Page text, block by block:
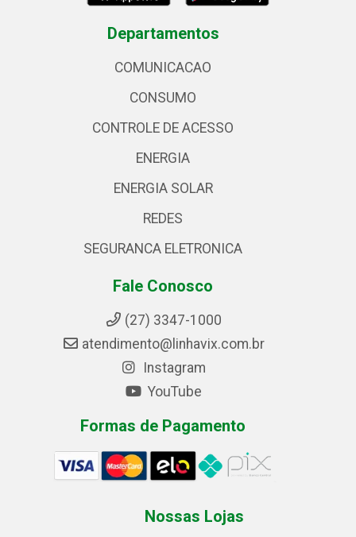
Departamentos
COMUNICACAO
CONSUMO
CONTROLE DE ACESSO
ENERGIA
ENERGIA SOLAR
REDES
SEGURANCA ELETRONICA
Fale Conosco
(27) 3347-1000
atendimento@linhavix.com.br
Instagram
YouTube
Formas de Pagamento
Nossas Lojas